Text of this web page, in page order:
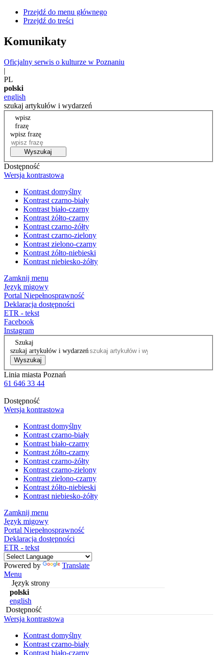
Przejdź do menu głównego
Przejdź do treści
Komunikaty
Oficjalny serwis o kulturze w Poznaniu
|
PL
polski
english
szukaj artykułów i wydarzeń
wpisz
frazę
wpisz frazę
Wyszukaj
Dostępność
Wersja kontrastowa
Kontrast domyślny
Kontrast czarno-biały
Kontrast biało-czarny
Kontrast żółto-czarny
Kontrast czarno-żółty
Kontrast czarno-zielony
Kontrast zielono-czarny
Kontrast żółto-niebieski
Kontrast niebiesko-żółty
Zamknij menu
Język migowy
Portal Niepełnosprawność
Deklaracja dostępności
ETR - tekst
Facebook
Instagram
Szukaj
szukaj artykułów i wydarzeń
Wyszukaj
Linia miasta Poznań
61 646 33 44
Dostępność
Wersja kontrastowa
Kontrast domyślny
Kontrast czarno-biały
Kontrast biało-czarny
Kontrast żółto-czarny
Kontrast czarno-żółty
Kontrast czarno-zielony
Kontrast zielono-czarny
Kontrast żółto-niebieski
Kontrast niebiesko-żółty
Zamknij menu
Język migowy
Portal Niepełnosprawność
Deklaracja dostępności
ETR - tekst
Powered by
Translate
Menu
Język strony
polski
english
Dostępność
Wersja kontrastowa
Kontrast domyślny
Kontrast czarno-biały
Kontrast biało-czarny